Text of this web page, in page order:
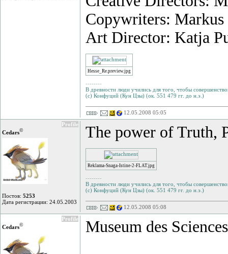
Copywriters:
Art Director: Katja
Hesse_Re.preview.jpg
--------
В древности люди учились для того, чтобы
(с) Конфуций (Кун Цзы) (ок. 551 479 гг. до н.э.)
12.05.2008 05:05
Profile
Cedars©
Постов: 5253
Дата регистрации: 24.05.2003
The power of Truth,
Reklama-Snaga-Istine-2-FLAT.jpg
--------
В древности люди учились для того, чтобы
(с) Конфуций (Кун Цзы) (ок. 551 479 гг. до н.э.)
12.05.2008 05:08
Profile
Cedars© Museum des